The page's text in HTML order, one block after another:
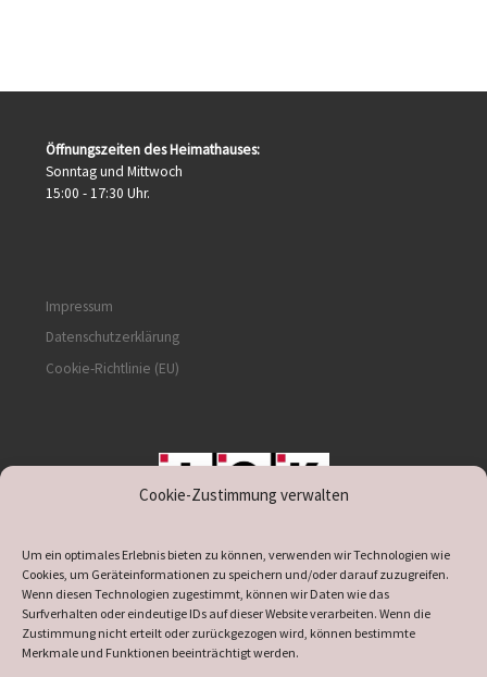
Cookie-Zustimmung verwalten
Um ein optimales Erlebnis bieten zu können, verwenden wir Technologien wie
Cookies, um Geräteinformationen zu speichern und/oder darauf zuzugreifen.
Wenn diesen Technologien zugestimmt, können wir Daten wie das
Surfverhalten oder eindeutige IDs auf dieser Website verarbeiten. Wenn die
Zustimmung nicht erteilt oder zurückgezogen wird, können bestimmte
Merkmale und Funktionen beeinträchtigt werden.
Öffnungszeiten des Heimathauses:
Sonntag und Mittwoch
15:00 - 17:30 Uhr.
Impressum
Datenschutzerklärung
Cookie-Richtlinie (EU)
supported by DÖ